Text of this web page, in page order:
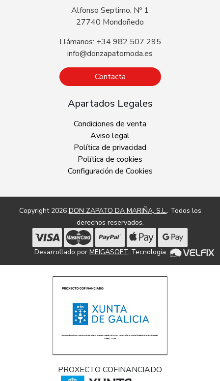
Alfonso Septimo, Nº 1
27740 Mondoñedo
Llámanos: +34 982 507 295
info@donzapatomoda.es
Contacta
Apartados Legales
Condiciones de venta
Aviso legal
Política de privacidad
Política de cookies
Configuración de Cookies
Copyright 2026 DON ZAPATO DA MARIÑA, S.L.. Todos los
derechos reservados.
Desarrollado por MEIGASOFT. Tecnología
PROXECTO COFINANCIADO